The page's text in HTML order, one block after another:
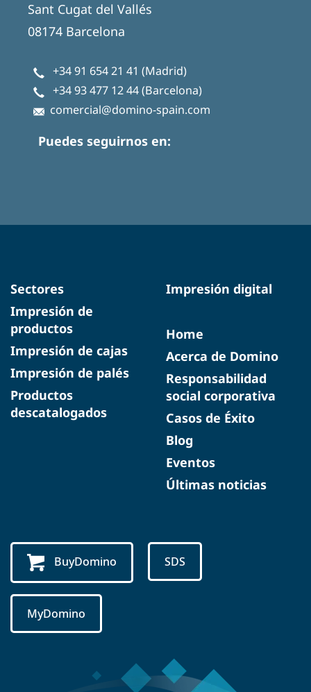
Sant Cugat del Vallés
08174 Barcelona
+34 91 654 21 41 (Madrid)
+34 93 477 12 44(Barcelona)
comercial@domino-spain.com
Puedes seguirnos en:
Sectores
Impresión de
productos
Impresión de cajas
Impresión de palés
Productos
descatalogados
Impresión digital
Home
Acerca de Domino
Responsabilidad
social corporativa
Casos de Éxito
Blog
Eventos
Últimas noticias
BuyDomino SDS
MyDomino